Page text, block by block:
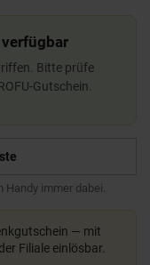
Bitte prüfe
Gutschein.
immer dabei.
— mit
Filiale einlösbar.